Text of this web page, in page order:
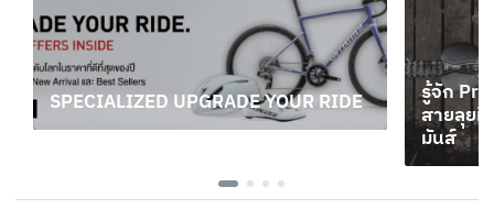
SPECIALIZED UPGRADE YOUR RIDE
รู้จัก
สายลุย
มันส์
5 มกรา